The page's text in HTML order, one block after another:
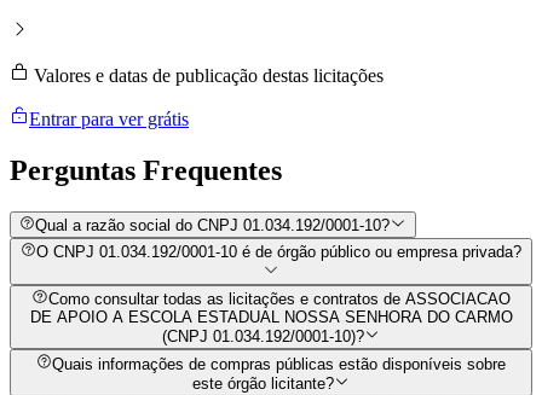
Valores e datas de publicação destas licitações
Entrar para ver grátis
Perguntas Frequentes
Qual a razão social do CNPJ 01.034.192/0001-10?
O CNPJ 01.034.192/0001-10 é de órgão público ou empresa privada?
Como consultar todas as licitações e contratos de ASSOCIACAO
DE APOIO A ESCOLA ESTADUAL NOSSA SENHORA DO CARMO
(CNPJ 01.034.192/0001-10)?
Quais informações de compras públicas estão disponíveis sobre
este órgão licitante?